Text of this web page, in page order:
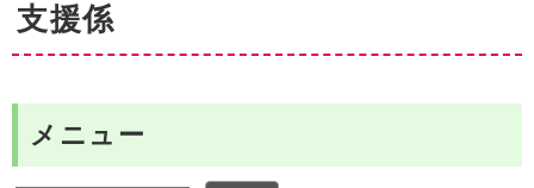
支援係
メニュー